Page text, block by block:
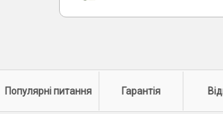
Популярні питання Гарантія